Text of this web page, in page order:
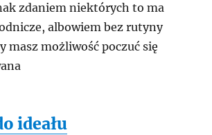
zdaniem niektórych to ma
albowiem bez rutyny
masz możliwość poczuć się
ideału